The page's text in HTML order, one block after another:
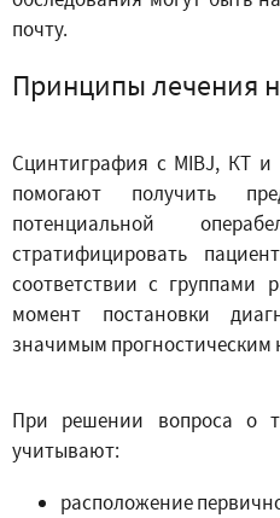
почту.
Принципы лечения
Сцинтиграфия с MIBJ, КТ
помогают получить
потенциальной
стратифицировать
соответствии с группами
момент постановки
значимым прогностическим
При решении вопроса о
учитывают:
расположение